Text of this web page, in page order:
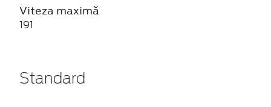
Viteza maximă
191
Standard